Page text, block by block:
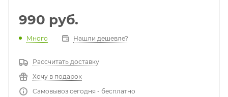
990 руб.
Много Нашли дешевле?
Рассчитать доставку
Хочу в подарок
Самовывоз сегодня - бесплатно